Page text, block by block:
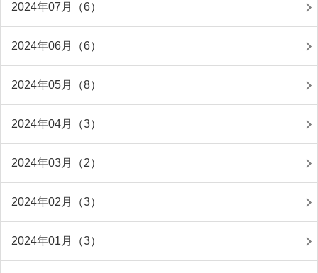
2024年07月（6）
2024年06月（6）
2024年05月（8）
2024年04月（3）
2024年03月（2）
2024年02月（3）
2024年01月（3）